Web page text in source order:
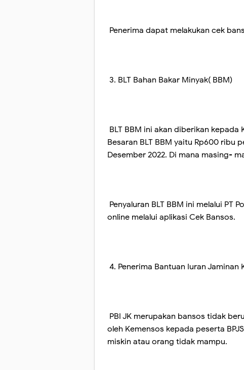
Penerima dapat melakukan cek
3. BLT Bahan Bakar Minyak( BBM)
BLT BBM ini akan diberikan kepada
Besaran BLT BBM yaitu Rp600 ribu
Desember 2022. Di mana masing-
Penyaluran BLT BBM ini melalui PT
online melalui aplikasi Cek Bansos.
4. Penerima Bantuan Iuran Jaminan
PBI JK merupakan bansos tidak
oleh Kemensos kepada peserta
miskin atau orang tidak mampu.